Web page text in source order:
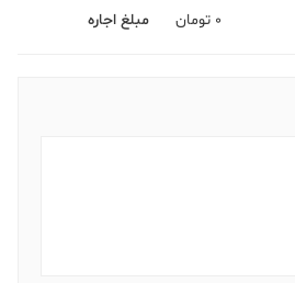
0 تومان
مبلغ اجاره